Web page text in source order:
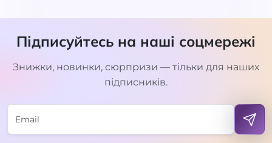
Підписуйтесь на наші соцмережі
Знижки, новинки, сюрпризи — тільки для наших
підписників.